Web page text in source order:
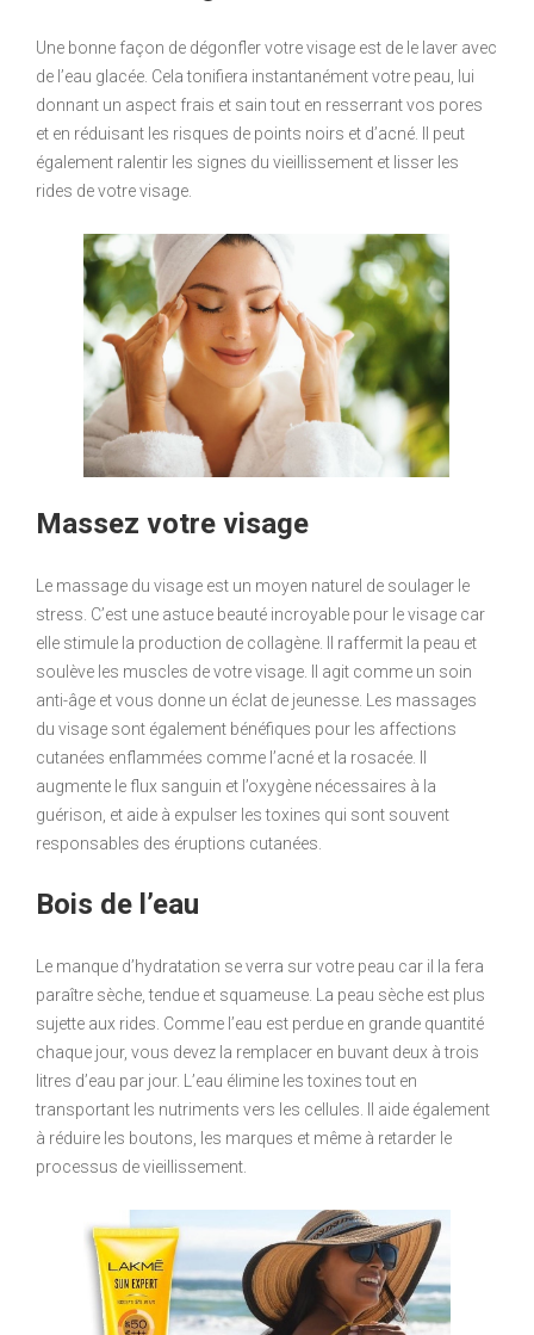
Une bonne façon de dégonfler votre visage est de le laver avec
de l’eau glacée. Cela tonifiera instantanément votre peau, lui
donnant un aspect frais et sain tout en resserrant vos pores
et en réduisant les risques de points noirs et d’acné. Il peut
également ralentir les signes du vieillissement et lisser les
rides de votre visage.
Massez votre visage
Le massage du visage est un moyen naturel de soulager le
stress. C’est une astuce beauté incroyable pour le visage car
elle stimule la production de collagène. Il raffermit la peau et
soulève les muscles de votre visage. Il agit comme un soin
anti-âge et vous donne un éclat de jeunesse. Les massages
du visage sont également bénéfiques pour les affections
cutanées enflammées comme l’acné et la rosacée. Il
augmente le flux sanguin et l’oxygène nécessaires à la
guérison, et aide à expulser les toxines qui sont souvent
responsables des éruptions cutanées.
Bois de l’eau
Le manque d’hydratation se verra sur votre peau car il la fera
paraître sèche, tendue et squameuse. La peau sèche est plus
sujette aux rides. Comme l’eau est perdue en grande quantité
chaque jour, vous devez la remplacer en buvant deux à trois
litres d’eau par jour. L’eau élimine les toxines tout en
transportant les nutriments vers les cellules. Il aide également
à réduire les boutons, les marques et même à retarder le
processus de vieillissement.